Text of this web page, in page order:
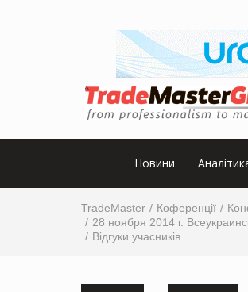
Новини
TradeMaster Коференції
28 ноября 2014 г.
Відгуки учасників